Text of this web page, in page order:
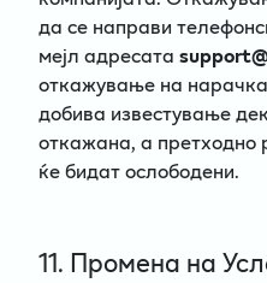
да се направи
мејл адресата
откажување на
добива известување
откажана, а претходно
ќе бидат ослободени.
11. Промена на